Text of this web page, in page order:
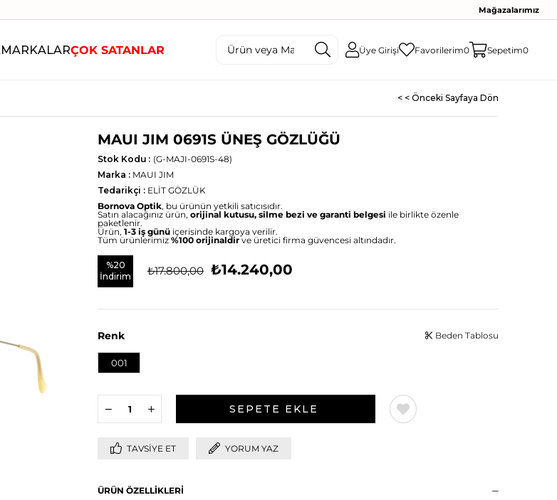
Mağazalarımız
MARKALARÇOK SATANLAR Üye Girişi Favorilerim0 Sepetim0
< < Önceki Sayfaya Dön
MAUI JIM 0691S ÜNEŞ GÖZLÜĞÜ
(G-MAJI-0691S-48)
Stok Kodu
Marka : MAUI JIM
Tedarikçi : ELİT GÖZLÜK
Bornova Optik, bu ürünün yetkili satıcısıdır.
Satın alacağınız ürün, orijinal kutusu, silme bezi ve garanti belgesi ile birlikte özenle
paketlenir.
Ürün, 1-3 iş günü içerisinde kargoya verilir.
Tüm ürünlerimiz %100 orijinaldirve üretici firma güvencesi altındadır.
%20
İndirim
₺17.800,00 ₺14.240,00
Renk
001
Beden Tablosu
TAVSIYE ET YORUM YAZ
ÜRÜN ÖZELLIKLERI